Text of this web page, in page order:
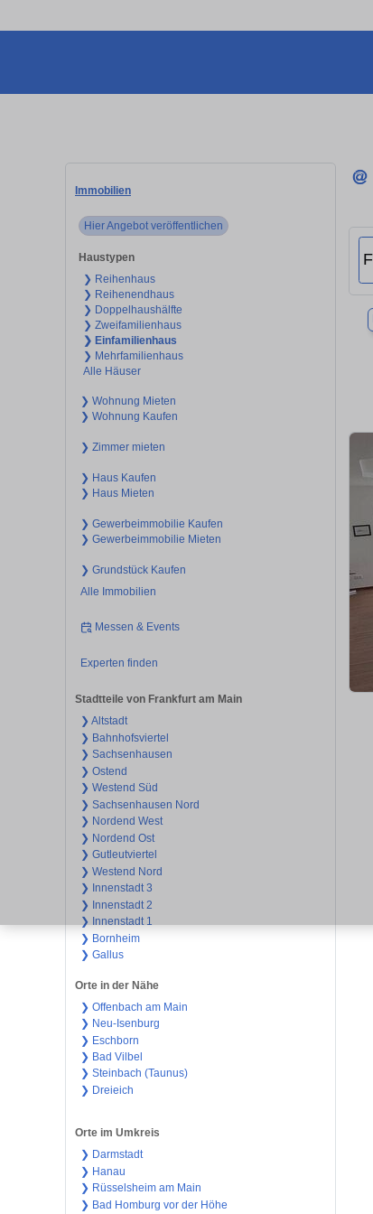
Immobilien
Hier Angebot veröffentlichen
Haustypen
❯ Reihenhaus
❯ Reihenendhaus
❯ Doppelhaushälfte
❯ Zweifamilienhaus
❯ Einfamilienhaus
❯ Mehrfamilienhaus
Alle Häuser
❯ Wohnung Mieten
❯ Wohnung Kaufen
❯ Zimmer mieten
❯ Haus Kaufen
❯ Haus Mieten
❯ Gewerbeimmobilie Kaufen
❯ Gewerbeimmobilie Mieten
❯ Grundstück Kaufen
Alle Immobilien
Messen & Events
Experten finden
Stadtteile von Frankfurt am Main
❯ Altstadt
❯ Bahnhofsviertel
❯ Sachsenhausen
❯ Ostend
❯ Westend Süd
❯ Sachsenhausen Nord
❯ Nordend West
❯ Nordend Ost
❯ Gutleutviertel
❯ Westend Nord
❯ Innenstadt 3
❯ Innenstadt 2
❯ Innenstadt 1
❯ Bornheim
❯ Gallus
Orte in der Nähe
❯ Offenbach am Main
❯ Neu-Isenburg
❯ Eschborn
❯ Bad Vilbel
❯ Steinbach (Taunus)
❯ Dreieich
Orte im Umkreis
❯ Darmstadt
❯ Hanau
❯ Rüsselsheim am Main
❯ Bad Homburg vor der Höhe